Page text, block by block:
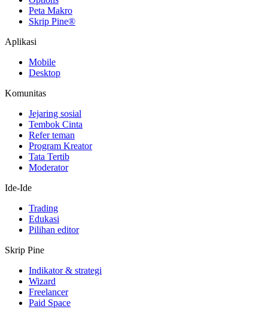
Peta Makro
Skrip Pine®
Aplikasi
Mobile
Desktop
Komunitas
Jejaring sosial
Tembok Cinta
Refer teman
Program Kreator
Tata Tertib
Moderator
Ide-Ide
Trading
Edukasi
Pilihan editor
Skrip Pine
Indikator & strategi
Wizard
Freelancer
Paid Space